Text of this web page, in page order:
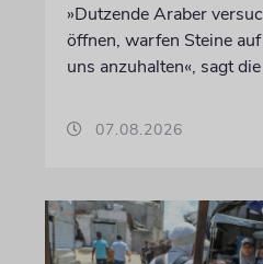
»Dutzende Araber
öffnen, warfen Steine
uns anzuhalten«, sagt
07.08.2026